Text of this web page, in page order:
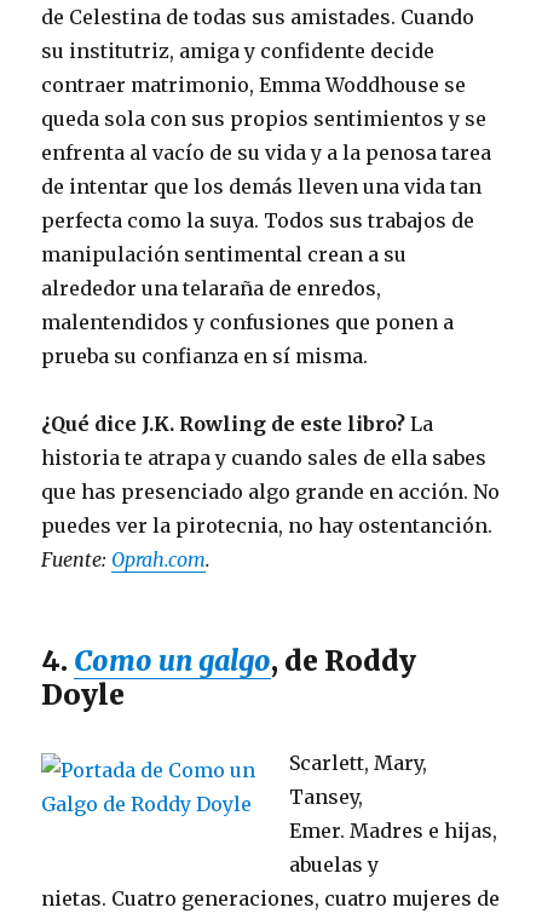
de Celestina de todas sus amistades. Cuando
su institutriz, amiga y confidente decide
contraer matrimonio, Emma Woddhouse se
queda sola con sus propios sentimientos y se
enfrenta al vacío de su vida y a la penosa tarea
de intentar que los demás lleven una vida tan
perfecta como la suya. Todos sus trabajos de
manipulación sentimental crean a su
alrededor una telaraña de enredos,
malentendidos y confusiones que ponen a
prueba su confianza en sí misma.
¿Qué dice J.K. Rowling de este libro? La
historia te atrapa y cuando sales de ella sabes
que has presenciado algo grande en acción. No
puedes ver la pirotecnia, no hay ostentanción.
Fuente: Oprah.com.
4. Como un galgo, de Roddy
Doyle
Scarlett, Mary,
Tansey,
Emer. Madres e hijas,
abuelas y
nietas. Cuatro generaciones, cuatro mujeres de